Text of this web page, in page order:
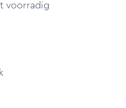
voorradig